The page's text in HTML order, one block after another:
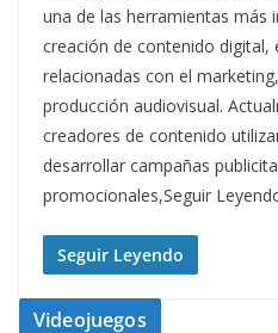
una de las herramientas más
creación de contenido digital,
relacionadas con el
producción audiovisual.
creadores de contenido
desarrollar campañas
promocionales,Seguir
Seguir Leyendo
Videojuegos